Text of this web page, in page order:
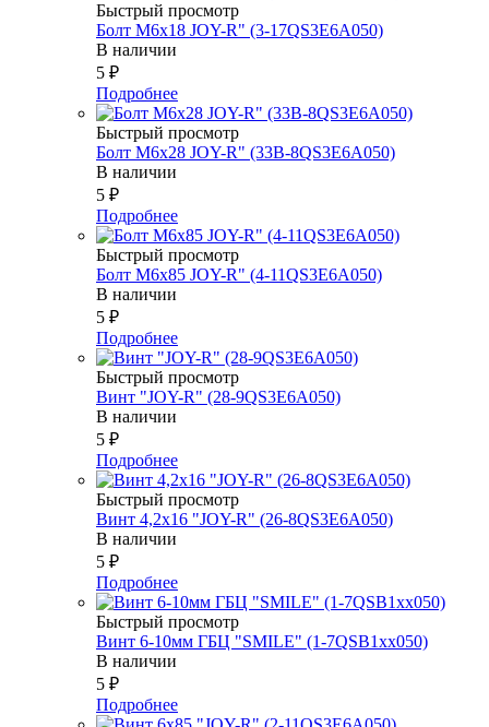
Быстрый просмотр
Болт М6х18 JOY-R" (3-17QS3E6A050)
В наличии
5 ₽
Подробнее
Быстрый просмотр
Болт М6х28 JOY-R" (33В-8QS3E6A050)
В наличии
5 ₽
Подробнее
Быстрый просмотр
Болт М6х85 JOY-R" (4-11QS3E6A050)
В наличии
5 ₽
Подробнее
Быстрый просмотр
Винт "JOY-R" (28-9QS3E6A050)
В наличии
5 ₽
Подробнее
Быстрый просмотр
Винт 4,2х16 "JOY-R" (26-8QS3E6A050)
В наличии
5 ₽
Подробнее
Быстрый просмотр
Винт 6-10мм ГБЦ "SMILE" (1-7QSB1xx050)
В наличии
5 ₽
Подробнее